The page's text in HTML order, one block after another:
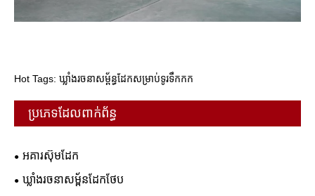
Hot Tags: ឃ្លាំងរចនាសម្ព័ន្ធដែកសម្រាប់ទូរទឹកកក
ប្រភេទដែលពាក់ព័ន្ធ
អគារស៊ុមដែក
ឃ្លាំងរចនាសម្ព័នដែកថែប